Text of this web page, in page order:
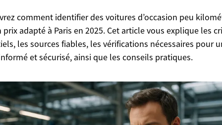
comment identifier des voitures d’occasion peu
prix adapté à Paris en 2025. Cet article vous explique les
les sources fiables, les vérifications nécessaires pour
et sécurisé, ainsi que les conseils pratiques.